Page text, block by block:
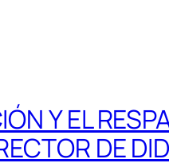
Y EL
DE